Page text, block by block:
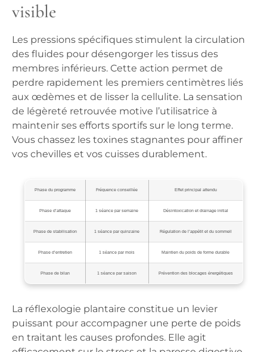
visible
Les pressions spécifiques stimulent la circulation
des fluides pour désengorger les tissus des
membres inférieurs. Cette action permet de
perdre rapidement les premiers centimètres liés
aux œdèmes et de lisser la cellulite. La sensation
de légèreté retrouvée motive l’utilisatrice à
maintenir ses efforts sportifs sur le long terme.
Vous chassez les toxines stagnantes pour affiner
vos chevilles et vos cuisses durablement.
Phase du programme Fréquence conseillée Effet principal attendu
Phase d’attaque 1 séance par semaine Désintoxication et drainage initial
Phase de stabilisation 1 séance par quinzaine Régulation de l’appétit et du sommeil
Phase d’entretien 1 séance par mois Maintien du poids de forme durable
Phase de bilan 1 séance par saison Prévention des blocages énergétiques
La réflexologie plantaire constitue un levier
puissant pour accompagner une perte de poids
en traitant les causes profondes. Elle agit